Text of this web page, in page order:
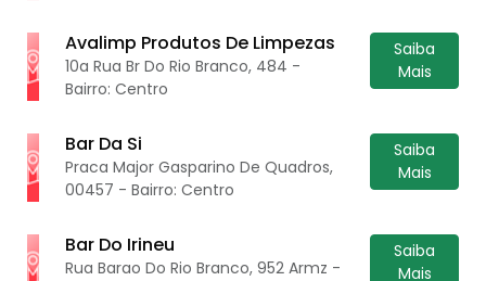
Avalimp Produtos De Limpezas
10a Rua Br Do Rio Branco, 484 -
Bairro: Centro
Saiba
Mais
Bar Da Si
Praca Major Gasparino De Quadros,
00457 - Bairro: Centro
Saiba
Mais
Bar Do Irineu
Rua Barao Do Rio Branco, 952 Armz -
Saiba
Mais